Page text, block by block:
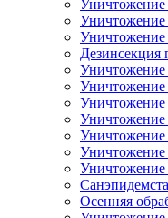
Уничтожение
Уничтожение
Уничтожение
Уничтожение
Уничтожение
Уничтожение
Осенняя